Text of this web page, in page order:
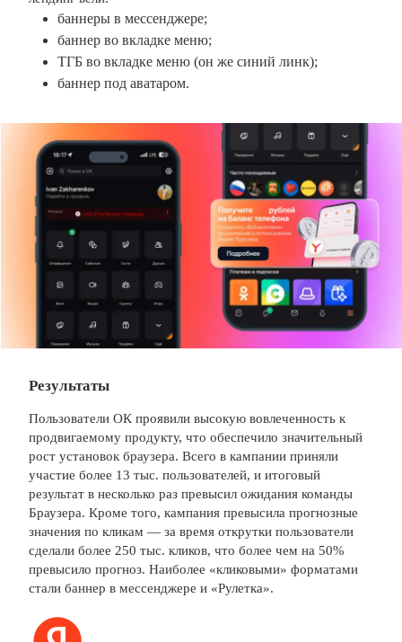
баннеры в мессенджере;
баннер во вкладке меню;
ТГБ во вкладке меню (он же синий линк);
баннер под аватаром.
Результаты
Пользователи ОК проявили высокую вовлеченность к
продвигаемому продукту, что обеспечило значительный
рост установок браузера. Всего в кампании приняли
участие более 13 тыс. пользователей, и итоговый
результат в несколько раз превысил ожидания команды
Браузера. Кроме того, кампания превысила прогнозные
значения по кликам — за время открутки пользователи
сделали более 250 тыс. кликов, что более чем на 50%
превысило прогноз. Наиболее «кликовыми» форматами
стали баннер в мессенджере и «Рулетка».